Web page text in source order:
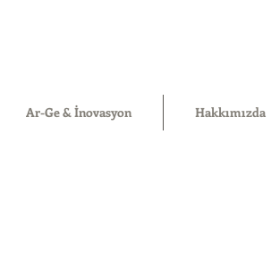
Ar-Ge & İnovasyon Hakkımızda